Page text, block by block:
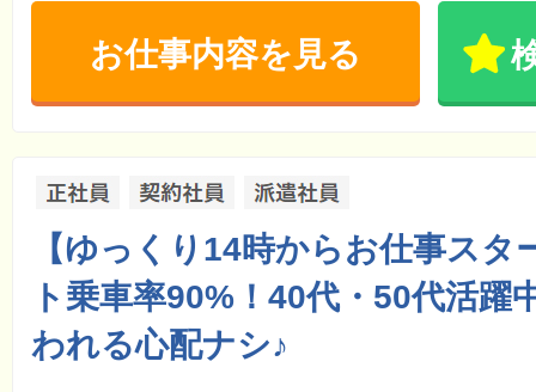
お仕事内容を見る
【ゆっくり14時からお仕事スタ
ト乗車率90%！40代・50代活
われる心配ナシ♪